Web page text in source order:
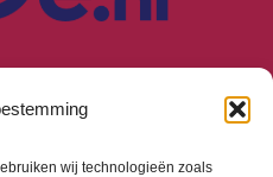
wij technologieën zoals